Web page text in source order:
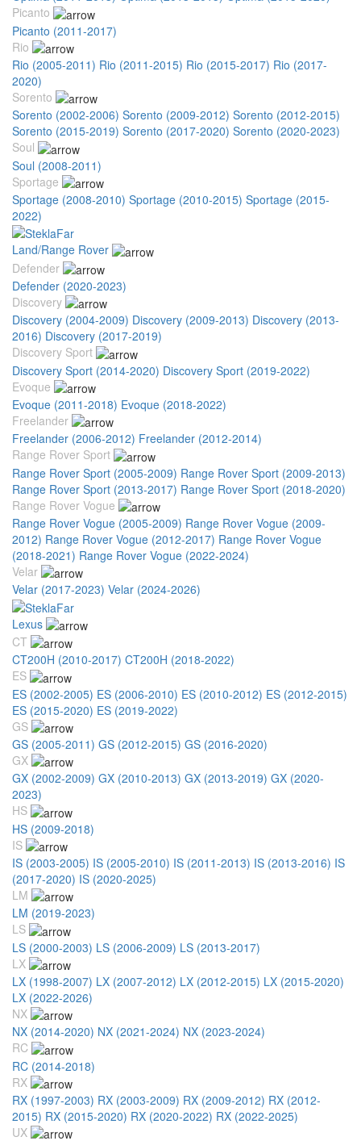
Picanto
Picanto (2011-2017)
Rio
Rio (2005-2011) Rio (2011-2015) Rio (2015-2017) Rio (2017-
2020)
Sorento
Sorento (2002-2006) Sorento (2009-2012) Sorento (2012-2015)
Sorento (2015-2019) Sorento (2017-2020) Sorento (2020-2023)
Soul
Soul (2008-2011)
Sportage
Sportage (2008-2010) Sportage (2010-2015) Sportage (2015-
2022)
Land/Range Rover
Defender
Defender (2020-2023)
Discovery
Discovery (2004-2009) Discovery (2009-2013) Discovery (2013-
2016) Discovery (2017-2019)
Discovery Sport
Discovery Sport (2014-2020) Discovery Sport (2019-2022)
Evoque
Evoque (2011-2018) Evoque (2018-2022)
Freelander
Freelander (2006-2012) Freelander (2012-2014)
Range Rover Sport
Range Rover Sport (2005-2009) Range Rover Sport (2009-2013)
Range Rover Sport (2013-2017) Range Rover Sport (2018-2020)
Range Rover Vogue
Range Rover Vogue (2005-2009) Range Rover Vogue (2009-
2012) Range Rover Vogue (2012-2017) Range Rover Vogue
(2018-2021) Range Rover Vogue (2022-2024)
Velar
Velar (2017-2023) Velar (2024-2026)
Lexus
CT
CT200H (2010-2017) CT200H (2018-2022)
ES
ES (2002-2005) ES (2006-2010) ES (2010-2012) ES (2012-2015)
ES (2015-2020) ES (2019-2022)
GS
GS (2005-2011) GS (2012-2015) GS (2016-2020)
GX
GX (2002-2009) GX (2010-2013) GX (2013-2019) GX (2020-
2023)
HS
HS (2009-2018)
IS
IS (2003-2005) IS (2005-2010) IS (2011-2013) IS (2013-2016) IS
(2017-2020) IS (2020-2025)
LM
LM (2019-2023)
LS
LS (2000-2003) LS (2006-2009) LS (2013-2017)
LX
LX (1998-2007) LX (2007-2012) LX (2012-2015) LX (2015-2020)
LX (2022-2026)
NX
NX (2014-2020) NX (2021-2024) NX (2023-2024)
RC
RC (2014-2018)
RX
RX (1997-2003) RX (2003-2009) RX (2009-2012) RX (2012-
2015) RX (2015-2020) RX (2020-2022) RX (2022-2025)
UX